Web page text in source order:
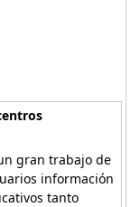
gran trabajo de
información
tanto